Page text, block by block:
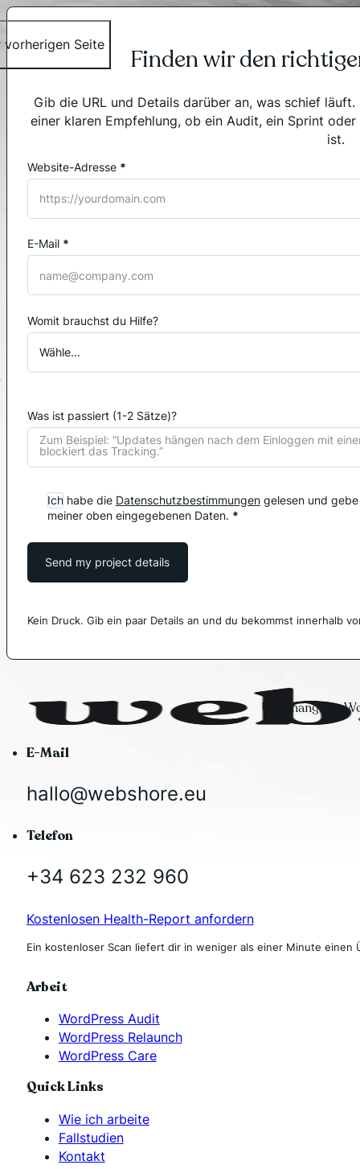
vorherigen Seite
Finden wir den
Gib die URL und Details darüber an, was schief
einer klaren Empfehlung, ob ein Audit, ein Sprint
ist.
Abschnitt
Website-Adresse *
E-Mail *
Womit brauchst du Hilfe?
Was ist passiert (1-2 Sätze)?
Ich habe die Datenschutzbestimmungengelesen und gebe
meiner oben eingegebenen Daten. *
Send my project details
Kein Druck. Gib ein paar Details an und du bekommst innerhalb
Unabhängiger
E-Mail
hallo@webshore.eu
Telefon
+34 623 232 960
Kostenlosen Health-Report anfordern
Ein kostenloser Scan liefert dir in weniger als einer Minute einen
Arbeit
WordPress Audit
WordPress Relaunch
WordPress Care
Quick Links
Wie ich arbeite
Fallstudien
Kontakt